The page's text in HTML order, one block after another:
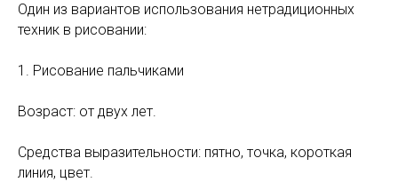
Один из вариантов использования нетрадиционных
техник в рисовании:
1. Рисование пальчиками
Возраст: от двух лет.
Средства выразительности: пятно, точка, короткая
линия, цвет.